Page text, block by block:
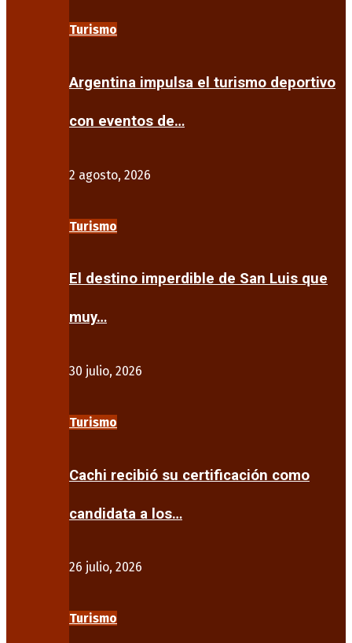
Turismo
Argentina impulsa el turismo deportivo
con eventos de…
2 agosto, 2026
Turismo
El destino imperdible de San Luis que
muy…
30 julio, 2026
Turismo
Cachi recibió su certificación como
candidata a los…
26 julio, 2026
Turismo